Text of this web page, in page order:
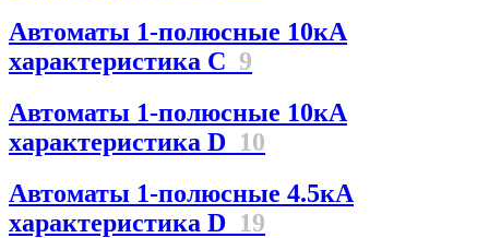
Автоматы 1-полюсные 10кА
характеристика C 9
Автоматы 1-полюсные 10кА
характеристика D 10
Автоматы 1-полюсные 4.5кА
характеристика D 19